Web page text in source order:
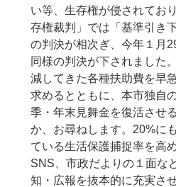
い等、生存権が侵されてお
存権裁判」では「基準引き
の判決が相次ぎ、今年１月
同様の判決が下されました
減してきた各種扶助費を早
求めるとともに、本市独自
季・年末見舞金を復活させ
か、お尋ねします。20%に
ている生活保護捕捉率を高
SNS、市政だよりの１面な
知・広報を抜本的に充実さ